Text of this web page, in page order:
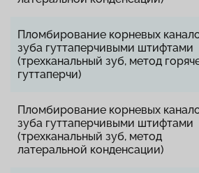
Пломбирование корневых
зуба гуттаперчивыми штифтами
(трехканальный зуб, метод
гуттаперчи)
Пломбирование корневых
зуба гуттаперчивыми штифтами
(трехканальный зуб, метод
латеральной конденсации)